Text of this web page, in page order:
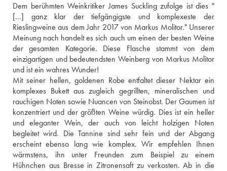
Dem berühmten Weinkritiker James Suckling zufolge ist dies "
[...] ganz klar der tiefgängigste und komplexeste der
Rieslingweine aus dem Jahr 2017 von Markus Molitor." Unserer
Meinung nach handelt es sich auch um einen der besten Weine
der gesamten Kategorie. Diese Flasche stammt von dem
einzigartigen und bedeutendsten Weinberg von Markus Molitor
und ist ein wahres Wunder!
Mit seiner hellen, goldenen Robe entfaltet dieser Nektar ein
komplexes Bukett aus zugleich gegrillten, mineralischen und
rauchigen Noten sowie Nuancen von Steinobst. Der Gaumen ist
konzentriert und der größten Weine würdig. Dies ist ein heller
und eleganter Wein, der auch von leicht holzigen Noten
begleitet wird. Die Tannine sind sehr fein und der Abgang
erscheint ebenso lang wie komplex. Wir empfehlen Ihnen
wärmstens, ihn unter Freunden zum Beispiel zu einem
Hühnchen aus Bresse in Zitronensaft zu verkosten. Ab in die